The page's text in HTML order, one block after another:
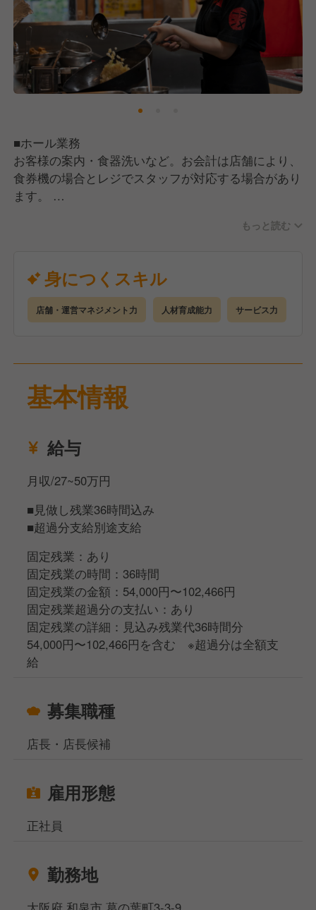
■ホール業務
お客様の案内・食器洗いなど。お会計は店舗により、
食券機の場合とレジでスタッフが対応する場合があり
ます。
ったことがない方でもOK。スープは店舗ごとに作る
ため、本格的な調理スキルも身につきます。
■店長業務
もっと読む
身につくスキル
店舗・運営マネジメント力 人材育成能力 サービス力
基本情報
給与
月収/27~50万円
■見做し残業36時間込み
■超過分支給別途支給
固定残業：あり
固定残業の時間：36時間
固定残業の金額：54,000円〜102,466円
固定残業超過分の支払い：あり
固定残業の詳細：見込み残業代36時間分
54,000円〜102,466円を含む ※超過分は全額支
給
募集職種
店長・店長候補
雇用形態
正社員
勤務地